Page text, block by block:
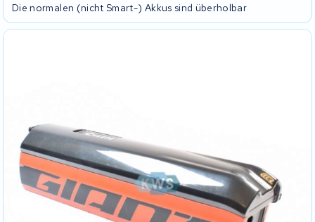
Die normalen (nicht Smart-) Akkus sind überholbar